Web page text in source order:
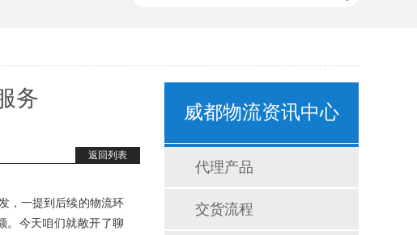
务
返回列表
，一提到后续的物流环
。今天咱们就敞开了聊
威都物流资讯中心
代理产品
交货流程